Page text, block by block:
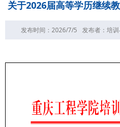
关于2026届高等学历继续
发布时间：2026/7/5 发布者：培